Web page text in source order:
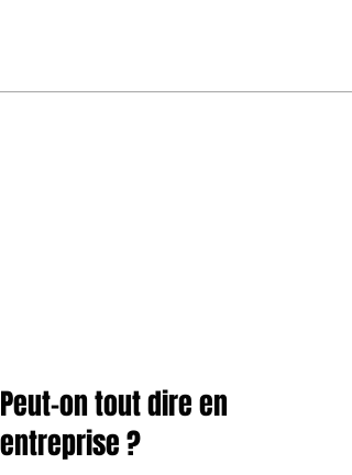
Peut-on tout dire en
entreprise ?